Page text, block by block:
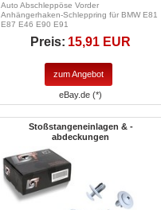
Auto Abschleppöse Vorder
Anhängerhaken-Schleppring für BMW E81
E87 E46 E90 E91
Preis: 15,91 EUR
zum Angebot
eBay.de (*)
Stoßstangeneinlagen & -
abdeckungen